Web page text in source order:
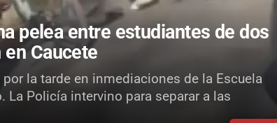
pelea entre estudiantes de dos
Caucete
la tarde en inmediaciones de la Escuela
La Policía intervino para separar a las